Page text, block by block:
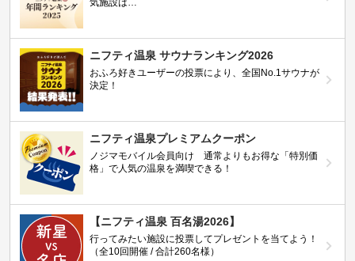
気施設は…
ニフティ温泉 サウナランキング2026
おふろ好きユーザーの投票により、全国No.1サウナが
決定！
ニフティ温泉プレミアムクーポン
ノジマモバイル会員向け 通常よりもお得な「特別価
格」で人気の温泉を満喫できる！
【ニフティ温泉 百名湯2026】
行ってみたい施設に投票してプレゼントを当てよう！
（全10回開催 / 合計260名様）